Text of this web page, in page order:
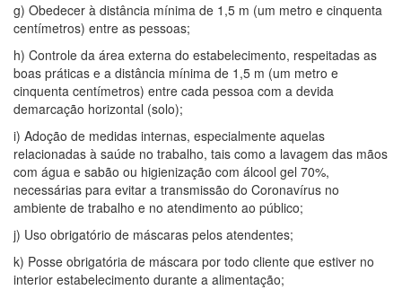
g) Obedecer à distância mínima de 1,5 m (um metro e cinquenta
centímetros) entre as pessoas;
h) Controle da área externa do estabelecimento, respeitadas as
boas práticas e a distância mínima de 1,5 m (um metro e
cinquenta centímetros) entre cada pessoa com a devida
demarcação horizontal (solo);
i) Adoção de medidas internas, especialmente aquelas
relacionadas à saúde no trabalho, tais como a lavagem das mãos
com água e sabão ou higienização com álcool gel 70%,
necessárias para evitar a transmissão do Coronavírus no
ambiente de trabalho e no atendimento ao público;
j) Uso obrigatório de máscaras pelos atendentes;
k) Posse obrigatória de máscara por todo cliente que estiver no
interior estabelecimento durante a alimentação;